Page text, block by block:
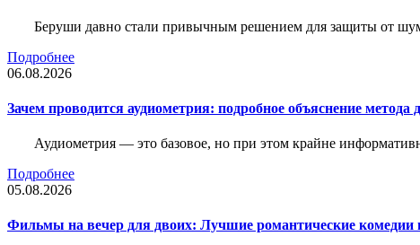
Беруши давно стали привычным решением для защиты от
Подробнее
06.08.2026
Зачем проводится аудиометрия: подробное объяснение метода
Аудиометрия — это базовое, но при этом крайне
Подробнее
05.08.2026
Фильмы на вечер для двоих: Лучшие романтические комедии